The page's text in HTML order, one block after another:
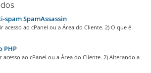
spam SpamAssassin
acesso ao cPanel ou a Área do Cliente. 2) O que é
PHP
acesso ao cPanel ou a Área do Cliente. 2) Alterando a